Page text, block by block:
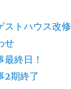
ストハウス改
せ
終日！
2期終了